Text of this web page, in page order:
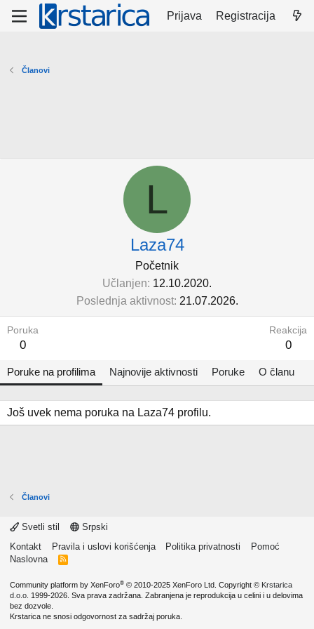
Prijava Registracija
Članovi
L
Laza74
Početnik
Učlanjen 12.10.2020.
Poslednja aktivnost 21.07.2026.
Poruka
0
Reakcija
0
Poruke na profilima Najnovije aktivnosti Poruke O članu
Još uvek nema poruka na Laza74 profilu.
Članovi
Svetli stil
Srpski
Kontakt
Pravila i uslovi korišćenja Politika privatnosti
Pomoć
Naslovna
R
Community platform by XenForo® © 2010-2025 XenForo Ltd. Copyright © Krstarica
d.o.o. 1999-2026. Sva prava zadržana. Zabranjena je reprodukcija u celini i u delovima
bez dozvole.
Krstarica ne snosi odgovornost za sadržaj poruka.